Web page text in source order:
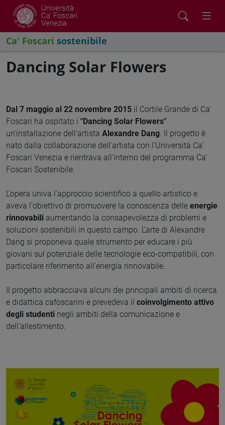
Università
Ca' Foscari
Venezia
Ca' Foscari sostenibile
Dancing Solar Flowers
Dal 7 maggio al 22 novembre 2015 il Cortile Grande di Ca'
Foscari ha ospitato i "Dancing Solar Flowers"
un'installazione dell'artista Alexandre Dang . Il progetto è
nato dalla collaborazione dell'artista con l'Università Ca’
Foscari Venezia e rientrava all’interno del programma Ca'
Foscari Sostenibile.
L'opera univa l'approccio scientifico a quello artistico e
aveva l'obiettivo di promuovere la conoscenza delle energie
rinnovabili aumentando la consapevolezza di problemi e
soluzioni sostenibili in questo campo. L'arte di Alexandre
Dang si proponeva quale strumento per educare i più
giovani sul potenziale delle tecnologie eco-compatibili, con
particolare riferimento all'energia rinnovabile.
Il progetto abbracciava alcuni dei principali ambiti di ricerca
e didattica cafoscarini e prevedeva il coinvolgimento attivo
degli studenti negli ambiti della comunicazione e
dell'allestimento.